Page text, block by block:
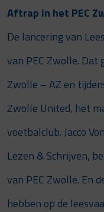
Aftrap in het PEC
De lancering van
van PEC Zwolle. Dat
Zwolle – AZ en
Zwolle United, het
voetbalclub. Jacco
Lezen & Schrijven,
van PEC Zwolle. En
hebben op de